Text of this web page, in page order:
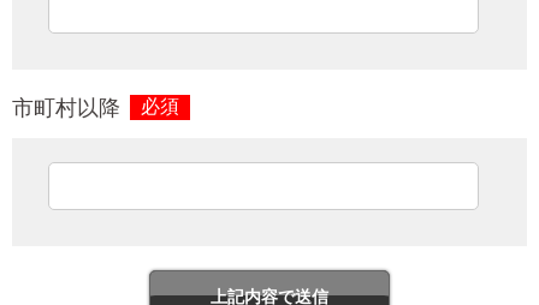
市町村以降 必須